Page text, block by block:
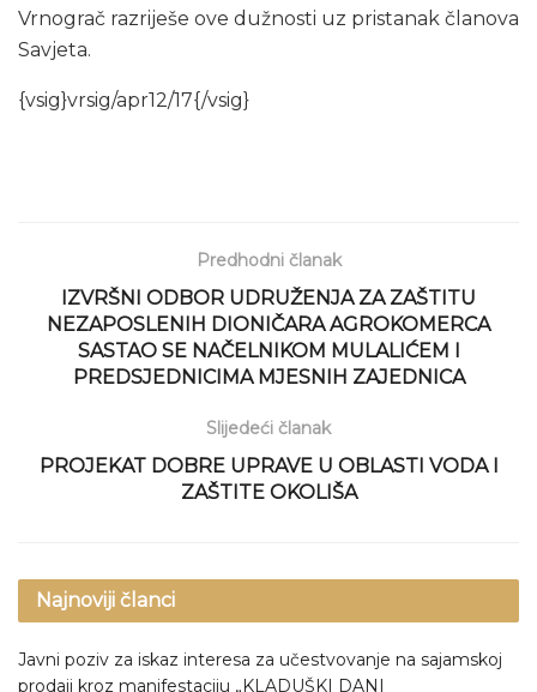
Vrnograč razriješe ove dužnosti uz pristanak članova
Savjeta.
{vsig}vrsig/apr12/17{/vsig}
Predhodni članak
IZVRŠNI ODBOR UDRUŽENJA ZA ZAŠTITU
NEZAPOSLENIH DIONIČARA AGROKOMERCA
SASTAO SE NAČELNIKOM MULALIĆEM I
PREDSJEDNICIMA MJESNIH ZAJEDNICA
Slijedeći članak
PROJEKAT DOBRE UPRAVE U OBLASTI VODA I
ZAŠTITE OKOLIŠA
Najnoviji članci
Javni poziv za iskaz interesa za učestvovanje na sajamskoj
prodaji kroz manifestaciju „KLADUŠKI DANI